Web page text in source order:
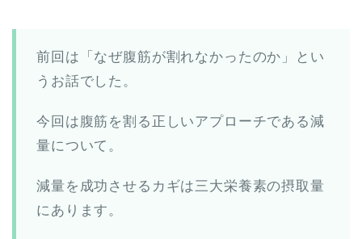
前回は「なぜ腹筋が割れなかったのか」とい
うお話でした。
今回は腹筋を割る正しいアプローチである減
量について。
減量を成功させるカギは三大栄養素の摂取量
にあります。